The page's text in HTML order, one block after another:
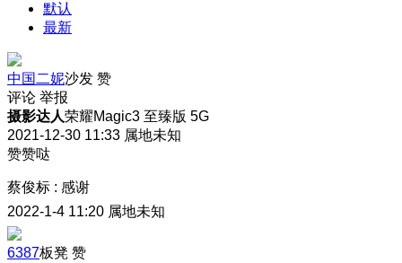
默认
最新
中国二妮沙发 赞
评论 举报
摄影达人荣耀Magic3 至臻版 5G
2021-12-30 11:33 属地未知
赞赞哒
蔡俊标 : 感谢
2022-1-4 11:20 属地未知
6387板凳 赞